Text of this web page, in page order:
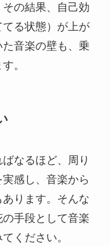
の結果、自己効
る状態）が上が
音楽の壁も、乗
。
なるほど、周り
感し、音楽から
ります。そんな
手段として音楽
ください。